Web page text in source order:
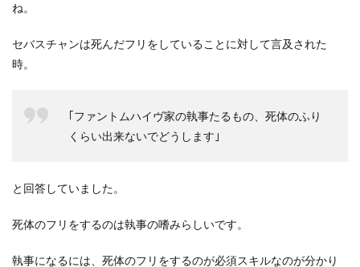
ね。
セバスチャンは死んだフリをしていることに対して言及された
時。
｢ファントムハイヴ家の執事たるもの、死体のふり
くらい出来ないでどうします｣
と回答していました。
死体のフリをするのは執事の嗜みらしいです。
執事になるには、死体のフリをするのが必須スキルなのが分かり